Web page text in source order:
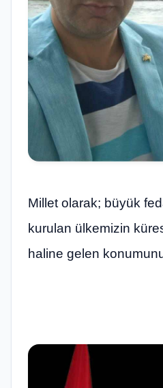
Millet olarak; büyük
kurulan ülkemizin
haline gelen